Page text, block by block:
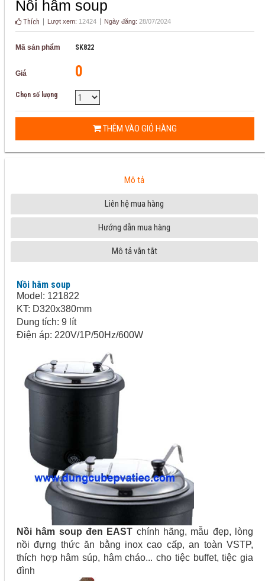
Nồi hâm soup
Thích Lượt xem: 12424 Ngày đăng: 28/07/2024
Mã sản phẩm SK822
Giá 0
Chọn số lượng
THÊM VÀO GIỎ HÀNG
Mô tả
Liên hệ mua hàng
Hướng dẫn mua hàng
Mô tả vắn tắt
Nồi hâm soup
Model: 121822
KT: D320x380mm
Dung tích: 9 lít
Điện áp: 220V/1P/50Hz/600W
Nồi hâm soup đen EAST chính hãng, mẫu đẹp, lòng
nồi đựng thức ăn bằng inox cao cấp, an toàn VSTP,
thích hợp hâm súp, hâm cháo... cho tiệc buffet, tiệc gia
đình